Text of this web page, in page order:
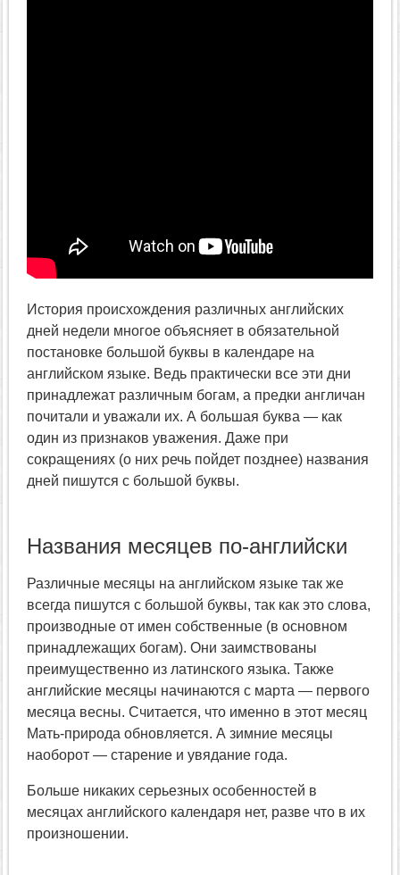
История происхождения различных английских
дней недели многое объясняет в обязательной
постановке большой буквы в календаре на
английском языке. Ведь практически все эти дни
принадлежат различным богам, а предки англичан
почитали и уважали их. А большая буква — как
один из признаков уважения. Даже при
сокращениях (о них речь пойдет позднее) названия
дней пишутся с большой буквы.
Названия месяцев по-английски
Различные месяцы на английском языке так же
всегда пишутся с большой буквы, так как это слова,
производные от имен собственные (в основном
принадлежащих богам). Они заимствованы
преимущественно из латинского языка. Также
английские месяцы начинаются с марта — первого
месяца весны. Считается, что именно в этот месяц
Мать-природа обновляется. А зимние месяцы
наоборот — старение и увядание года.
Больше никаких серьезных особенностей в
месяцах английского календаря нет, разве что в их
произношении.